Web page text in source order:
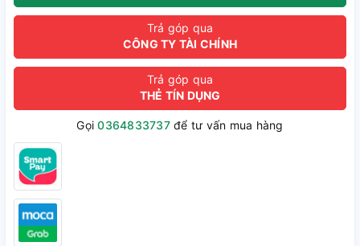
Trả góp qua
CÔNG TY TÀI CHÍNH
Trả góp qua
THẺ TÍN DỤNG
Gọi0364833737để tư vấn mua hàng